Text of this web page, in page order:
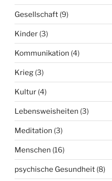
Gesellschaft (9)
Kinder (3)
Kommunikation (4)
Krieg (3)
Kultur (4)
Lebensweisheiten (3)
Meditation (3)
Menschen (16)
psychische Gesundheit (8)